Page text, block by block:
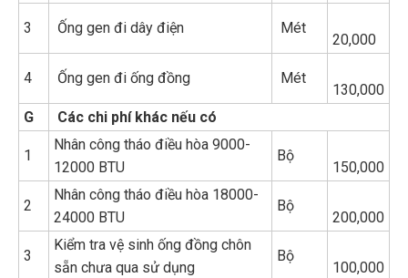
3 Ống gen đi dây điện Mét
20,000
4 Ống gen đi ống đồng Mét
130,000
G
Các chi phí khác nếu có
1
Nhân công tháo điều hòa 9000-
12000 BTU
Bộ
150,000
2
Nhân công tháo điều hòa 18000-
24000 BTU
Bộ
200,000
3
Kiểm tra vệ sinh ống đồng chôn
sẵn chưa qua sử dụng
Bộ
100,000